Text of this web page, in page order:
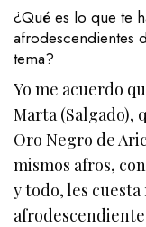
¿Qué es lo que te
afrodescendientes
tema?
Yo me acuerdo
Marta (Salgado),
Oro Negro de
mismos afros,
y todo, les